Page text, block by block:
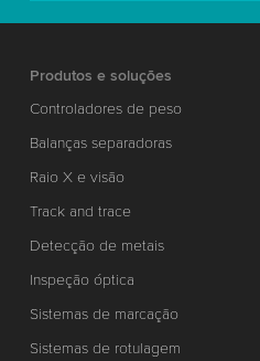
Produtos e soluções
Controladores de peso
Balanças separadoras
Raio X e visão
Track and trace
Detecção de metais
Inspeção óptica
Sistemas de marcação
Sistemas de rotulagem